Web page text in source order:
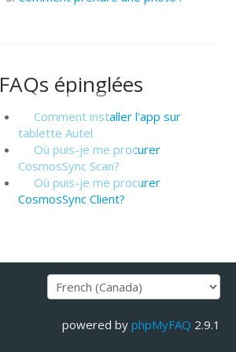
FAQs épinglées
Comment installer l'app sur
tablette Autel
Où puis-je me procurer
CosmosSync Scan?
Où puis-je me procurer
CosmosSync Client?
powered by phpMyFAQ 2.9.1